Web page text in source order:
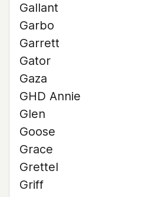
Gallant
Garbo
Garrett
Gator
Gaza
GHD Annie
Glen
Goose
Grace
Grettel
Griff